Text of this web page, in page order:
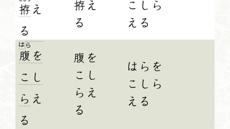
拵 え
る
拵え
る
こしら
える
は ら
腹 を
こ し
ら え
る
腹を
こし
らえ
る
はらを
こしら
える